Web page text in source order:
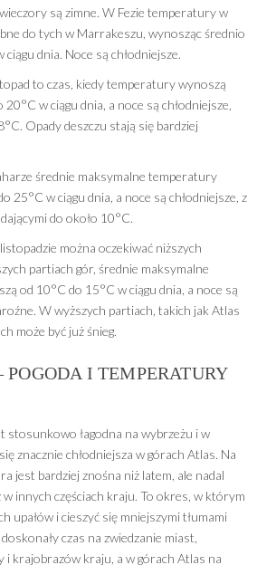
są zimne. W Fezie temperatury w
do tych w Marrakeszu, wynosząc średnio
dnia. Noce są chłodniejsze.
to czas, kiedy temperatury wynoszą
w ciągu dnia, a noce są chłodniejsze,
Opady deszczu stają się bardziej
średnie maksymalne temperatury
25°C w ciągu dnia, a noce są chłodniejsze, z
do około 10°C.
można oczekiwać niższych
partiach gór, średnie maksymalne
od 10°C do 15°C w ciągu dnia, a noce są
W wyższych partiach, takich jak Atlas
może być już śnieg.
POGODA I TEMPERATURY
stosunkowo łagodna na wybrzeżu i w
znacznie chłodniejsza w górach Atlas. Na
jest bardziej znośna niż latem, ale nadal
w innych częściach kraju. To okres, w którym
upałów i cieszyć się mniejszymi tłumami
czas na zwiedzanie miast,
i krajobrazów kraju, a w górach Atlas na